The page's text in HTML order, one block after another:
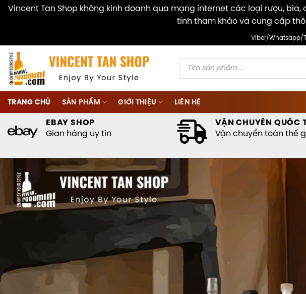
Vincent Tan Shop không kinh doanh qua mạng internet các loại rượu,
tính tham khảo và cung cấp
content
Viber/Whatsapp/
Products
search
TRANG CHỦ SẢN PHẨM GIỚI THIỆU LIÊN HỆ
EBAY SHOP
Gian hàng uy tín
VẬN CHUYỂN QUỐC
Vận chuyển toàn thế